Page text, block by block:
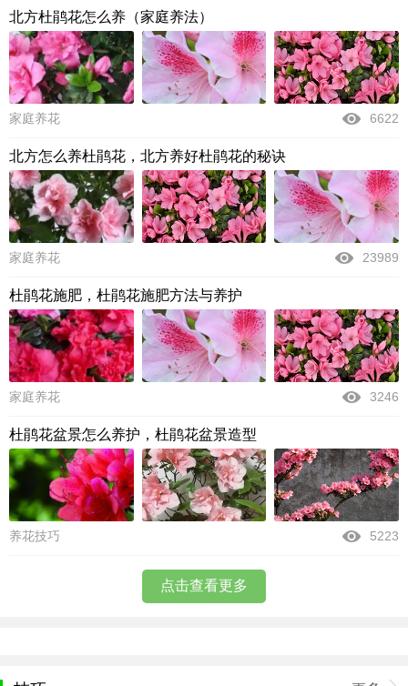
北方杜鹃花怎么养（家庭养法）
家庭养花 6622
北方怎么养杜鹃花，北方养好杜鹃花的秘诀
家庭养花 23989
杜鹃花施肥，杜鹃花施肥方法与养护
家庭养花 3246
杜鹃花盆景怎么养护，杜鹃花盆景造型
养花技巧 5223
点击查看更多